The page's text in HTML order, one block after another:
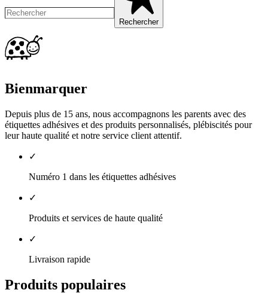
Rechercher
Bienmarquer
Depuis plus de 15 ans, nous accompagnons les parents avec des
étiquettes adhésives et des produits personnalisés, plébiscités pour
leur haute qualité et notre service client attentif.
✓
Numéro 1 dans les étiquettes adhésives
✓
Produits et services de haute qualité
✓
Livraison rapide
Produits populaires